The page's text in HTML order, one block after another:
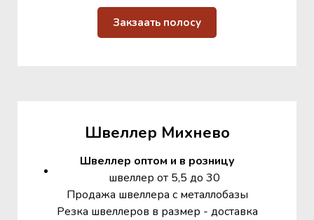
Закзаать полосу
Швеллер Михнево
Швеллер оптом и в розницу
швеллер от 5,5 до 30
Продажа швеллера с металлобазы
Резка швеллеров в размер - доставка